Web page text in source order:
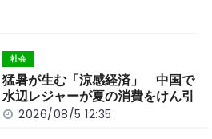
n
k
社会
猛暑が生む「涼感経済」 中国で
水辺レジャーが夏の消費をけん引
2026/08/5 12:35